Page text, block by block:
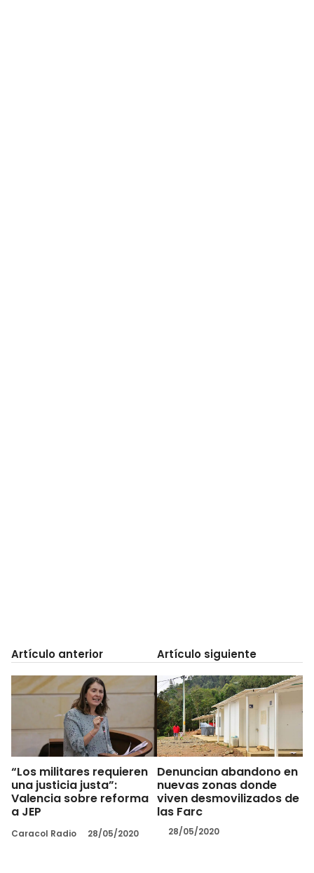
Artículo anterior
“Los militares requieren
una justicia justa”:
Valencia sobre reforma
a JEP
Caracol Radio 28/05/2020
Artículo siguiente
Denuncian abandono en
nuevas zonas donde
viven desmovilizados de
las Farc
28/05/2020